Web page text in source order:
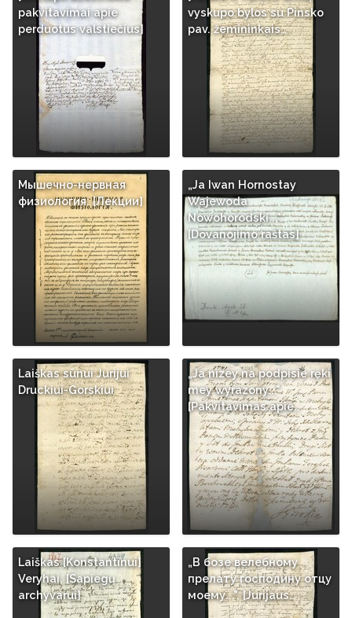
pakvitavimai apie
perduotus valstiečius]
vyskupo bylos su Pinsko
pav. žemininkais…
Мышечно-нервная
физиология: [Лекции]
„Ja Iwan Hornostay
Wajewoda
Nowohorodski...".
[Dovanojimo raštas]
Laiškas sūnui Jurijui
Druckiui-Gorskiui
„Ja nizey na podpisie ręki
mey wyrazony..."
[Pakvitavimas apie…
Laiškas [Konstantinui]
Veryhai, [Sapiegų
archyvarui]
„В бозе велебному
прелату господину отцу
моему...". [Jurijaus…